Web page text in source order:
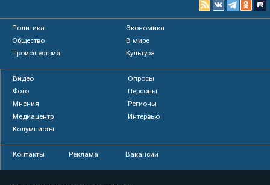
Политика
Экономика
Общество
В мире
Происшествия
Культура
Видео
Опросы
Фото
Персоны
Мнения
Регионы
Медиацентр
Интервью
Колумнисты
Контакты Реклама Вакансии